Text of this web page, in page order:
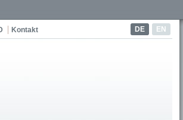
DE EN
Kontakt